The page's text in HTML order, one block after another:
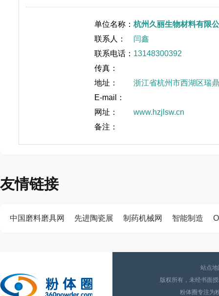
单位名称： 杭州久丽生物材料有限
联系人：
闫鑫
联系电话： 13148300392
传真：
地址：
浙江省杭州市西湖区瑞
E-mail：
网址：
www.hzjlsw.cn
备注：
友情链接
中国磨料磨具网 先进陶瓷展 制药机械网 智能制造
站点
版权所有，未经书面
粉体圈专注为